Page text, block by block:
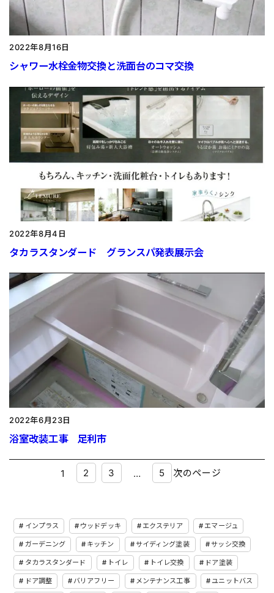
2022年8月16日
シャワー水栓金物交換と洗面台のコマ交換
2022年8月4日
タカラスタンダード グランスパ発表展示会
2022年6月23日
浴室改装工事 足利市
1 2 3 … 5 次のページ
インプラス ウッドデッキ エクステリア エマージュ
ガーデニング キッチン サイディング塗装 サッシ交換
タカラスタンダード トイレ トイレ交換 ドア塗装
ドア調整 バリアフリー メンテナンス工事 ユニットバス